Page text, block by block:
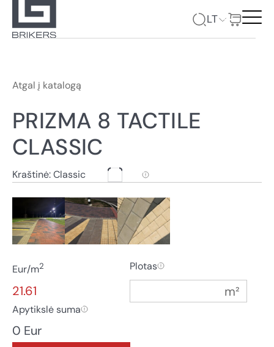
LT
Atgal į katalogą
PRIZMA 8 TACTILE
CLASSIC
Kraštinė: Classic
Eur/m2
21.61
Plotas
Apytikslė suma
0 Eur